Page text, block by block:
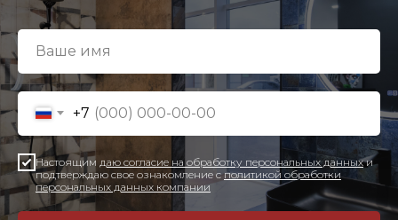
+7
Настоящим даю согласие на обработку персональных данныхи
подтверждаю свое ознакомление с политикой обработки
персональных данных компании